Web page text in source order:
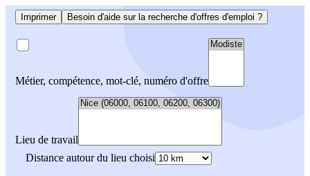
Imprimer Besoin d'aide sur la recherche d'offres d'emploi ?
Métier, compétence, mot-clé, numéro d'offre
Lieu de travail
Distance autour du lieu choisi